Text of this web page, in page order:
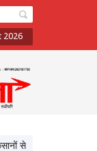
2026
प्राकृतिक खेती अपनाने का